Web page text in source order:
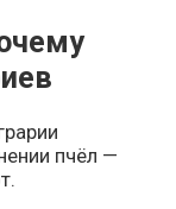
пчёл —